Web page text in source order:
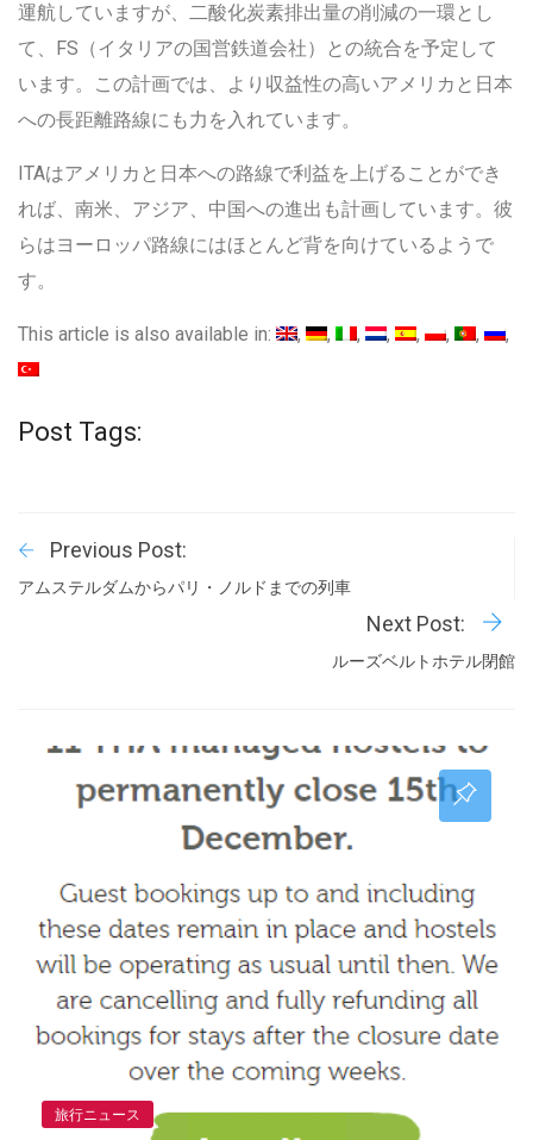
運航していますが、二酸化炭素排出量の削減の一環とし
て、FS（イタリアの国営鉄道会社）との統合を予定して
います。この計画では、より収益性の高いアメリカと日本
への長距離路線にも力を入れています。
ITAはアメリカと日本への路線で利益を上げることができ
れば、南米、アジア、中国への進出も計画しています。彼
らはヨーロッパ路線にはほとんど背を向けているようで
す。
This article is also available in:
Post Tags:
Previous Post:
アムステルダムからパリ・ノルドまでの列車
Next Post:
ルーズベルトホテル閉館
旅行ニュース